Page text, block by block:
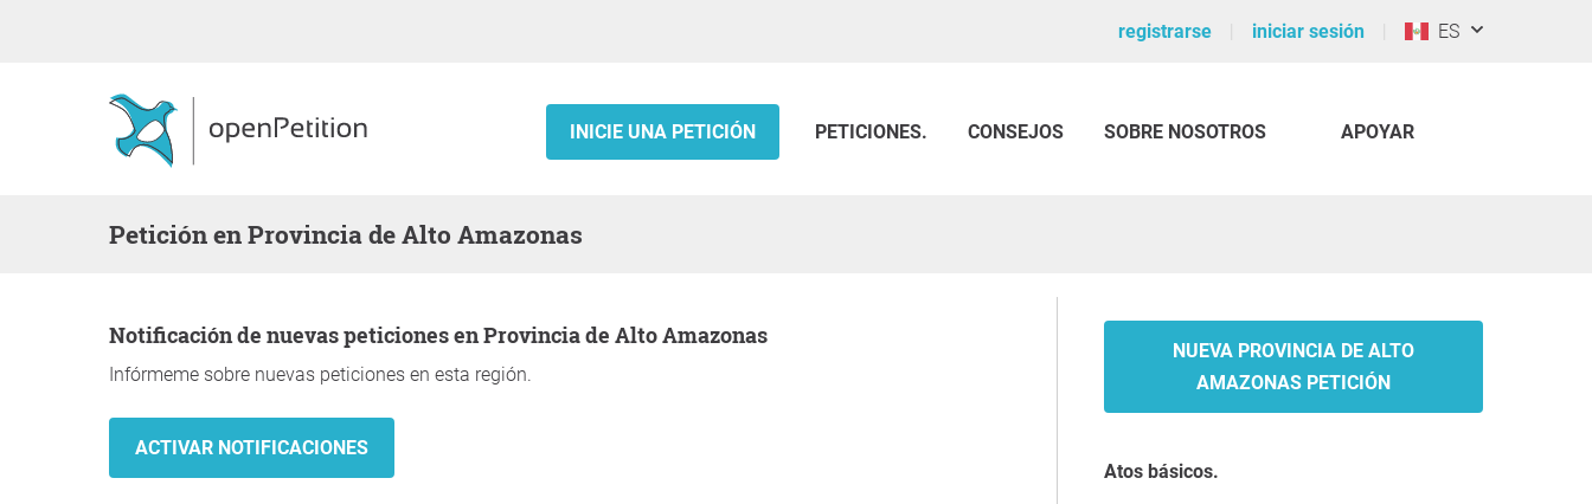
registrarse iniciar sesión ES
INICIE UNA PETICIÓN PETICIONES. CONSEJOS SOBRE NOSOTROS APOYAR
Petición en Provincia de Alto Amazonas
Notificación de nuevas peticiones en Provincia de Alto Amazonas
Infórmeme sobre nuevas peticiones en esta región.
NUEVA PROVINCIA DE ALTO
AMAZONAS PETICIÓN
Atos básicos.